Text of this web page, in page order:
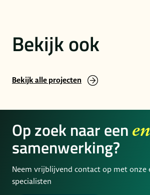
Bekijk ook
Bekijk alle projecten
Op zoek naar een
samenwerking?
Neem vrijblijvend contact op met onze
specialisten